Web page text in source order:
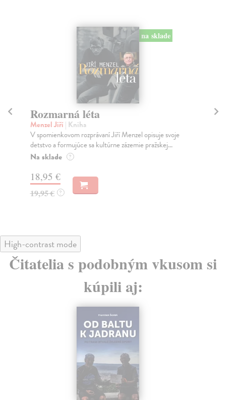
na sklade
Rozmarná léta
Menzel Jiří | Kniha
V spomienkovom rozprávaní Jiří Menzel opisuje svoje
detstvo a formujúce sa kultúrne zázemie pražskej...
Na sklade ?
18,95 €
19,95 € ?
High-contrast mode
Čitatelia s podobným vkusom si
kúpili aj: